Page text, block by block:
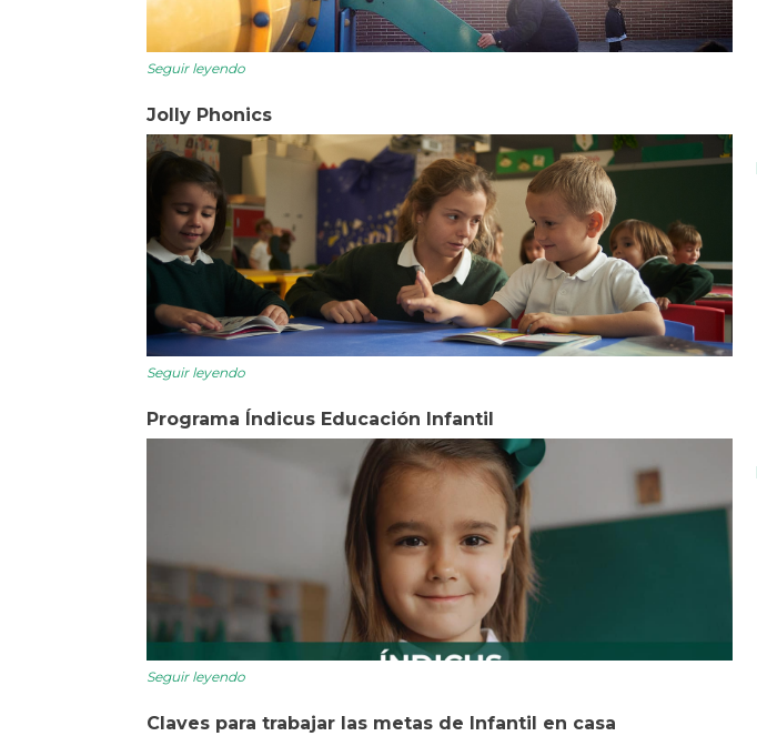
Seguir leyendo
Jolly Phonics
Seguir leyendo
Programa Índicus Educación Infantil
Seguir leyendo
Claves para trabajar las metas de Infantil en casa